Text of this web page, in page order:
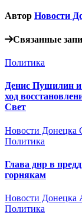
Автор Новости
Связанные
Политика
Денис Пушилин и
ход
Свет
Новости Донецка
Политика
Глава днр в
горнякам
Новости Донецка
Политика